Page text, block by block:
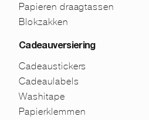
Papieren draagtassen
Blokzakken
Cadeauversiering
Cadeaustickers
Cadeaulabels
Washitape
Papierklemmen